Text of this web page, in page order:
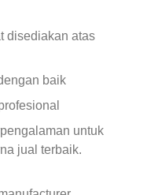
disediakan atas
baik
untuk
jual terbaik.